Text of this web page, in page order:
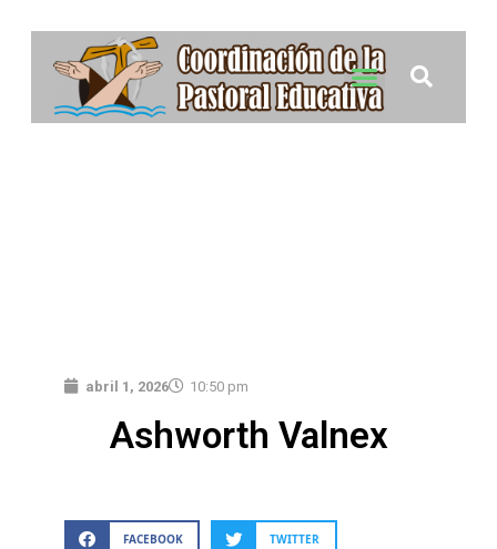
abril 1, 2026 10:50 pm
Ashworth Valnex
FACEBOOK TWITTER